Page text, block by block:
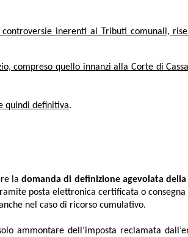
inerenti ai Tributi comunali,
compreso quello innanzi alla Corte di
quindi definitiva.
ladomanda di definizione agevolata
posta elettronica certificata o consegna
nel caso di ricorso cumulativo.
ammontare dell’imposta reclamata